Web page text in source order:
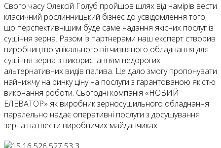
Свого часу Олексій Голуб пройшов шлях від намірів вести
класичний рослинницький бізнес до усвідомлення того,
що перспективнішим буде саме надання якісних послуг із
сушіння зерна. Разом із партнерами наш експерт створив
виробництво унікального вітчизняного обладнання для
сушіння зерна з використанням недорогих
альтернативних видів палива. Це дало змогу пропонувати
найнижчу на ринку ціну на послуги з гарантованою якістю
виконання роботи. Сьогодні компанія «НОВИЙ
ЕЛЕВАТОР» як виробник зерносушильного обладнання
паралельно надає оперативні послуги з досушування
зерна на шести виробничих майданчиках.